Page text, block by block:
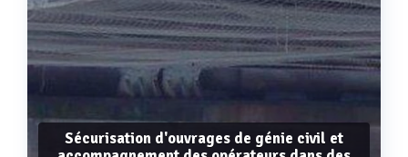
Sécurisation d'ouvrages de génie civil et